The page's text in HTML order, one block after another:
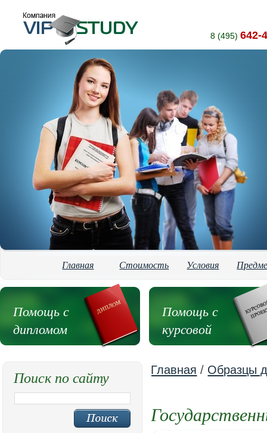
8 (495) 642-
Главная Стоимость Условия
Помощь с
дипломом
Помощь с
курсовой
Главная / Образцы
Поиск по сайту